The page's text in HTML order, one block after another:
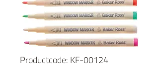
Productcode: KF-00124